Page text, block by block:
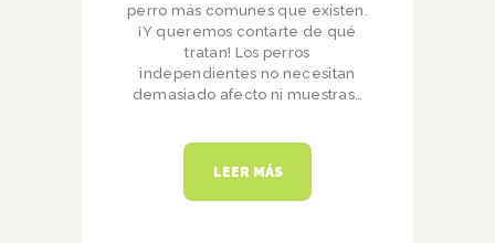
perro más comunes que existen.
¡Y queremos contarte de qué
tratan! Los perros
independientes no necesitan
demasiado afecto ni muestras…
LEER MÁS